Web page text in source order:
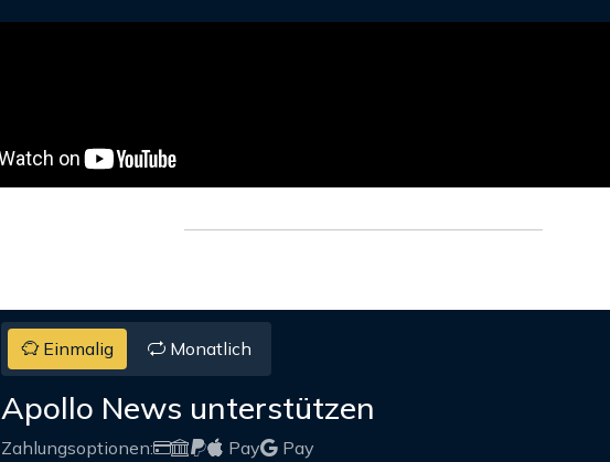
Einmalig Monatlich
Apollo News unterstützen
Zahlungsoptionen: Pay
Pay